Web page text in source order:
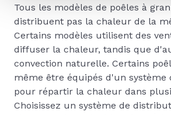
Tous les modèles de poêles à
distribuent pas la chaleur de la
Certains modèles utilisent des
diffuser la chaleur, tandis que
convection naturelle. Certains
même être équipés d'un système
pour répartir la chaleur dans
Choisissez un système de